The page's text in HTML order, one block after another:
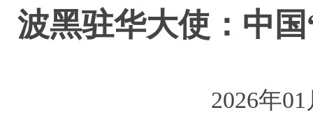
波黑驻华大使：中
2026年